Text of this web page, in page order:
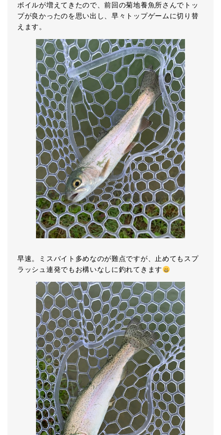
ボイルが増えてきたので、前回の菊地養魚所さんでトッ
プが良かったのを思い出し、早々トップゲームに切り替
えます。
早速。ミスバイト多めなのが難点ですが、止めてもスプ
ラッシュ連発でもお構いなしに釣れてきます